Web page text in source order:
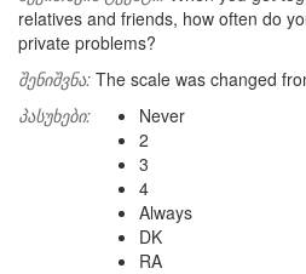
relatives and friends, how often do
private problems?
შენიშვნა: The scale was changed
პასუხები:
Never
2
3
4
Always
DK
RA